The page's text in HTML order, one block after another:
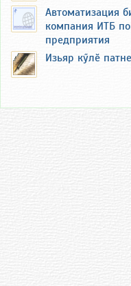
Автоматизация
компания ИТБ
предприятия
Изьяр кӳлӗ